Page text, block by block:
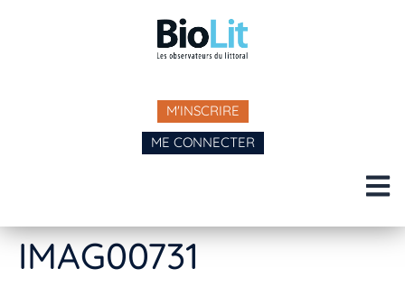
M'INSCRIRE
ME CONNECTER
IMAG00731